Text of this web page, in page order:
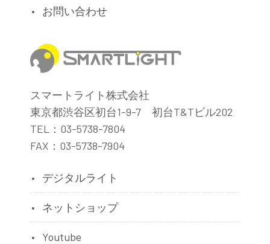
お問い合わせ
スマートライト株式会社
東京都渋谷区初台1-9-7 初台T&Tビル202
TEL：03-5738-7804
FAX：03-5738-7904
デジタルライト
ネットショップ
Youtube